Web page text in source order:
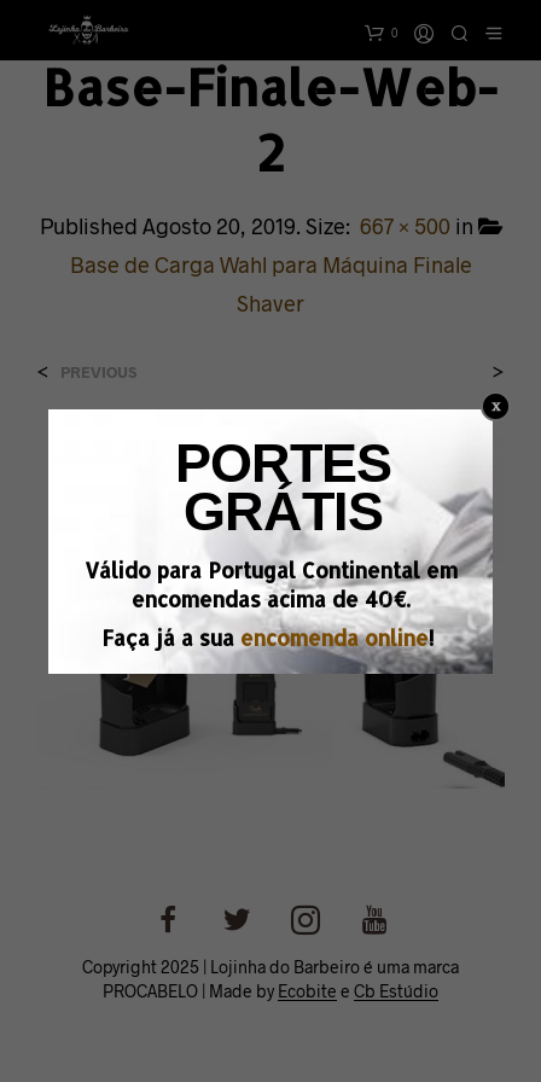
0
Base-Finale-Web-
2
Published Agosto 20, 2019. Size: 667 × 500 in
Base de Carga Wahl para Máquina Finale
Shaver
< PREVIOUS >
Copyright 2025 | Lojinha do Barbeiro é uma marca
PROCABELO | Made by Ecobite e Cb Estúdio
PORTES
GRÁTIS
Válido para Portugal Continental em
encomendas acima de 40€.
Faça já a sua encomenda online!